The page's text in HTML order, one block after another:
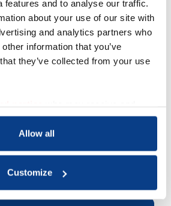
features and to analyse our traffic.
about your use of our site with
and analytics partners who
information that you’ve
they’ve collected from your use
Allow all
Customize
tussen de 25 en 40
vastgelopen in werk of
anders maar niet weten
komen of wat ze écht
terecht voor 2de
vraag? Voel je vrij om contact
naar deze coach